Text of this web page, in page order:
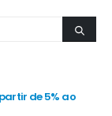
de 5% ao